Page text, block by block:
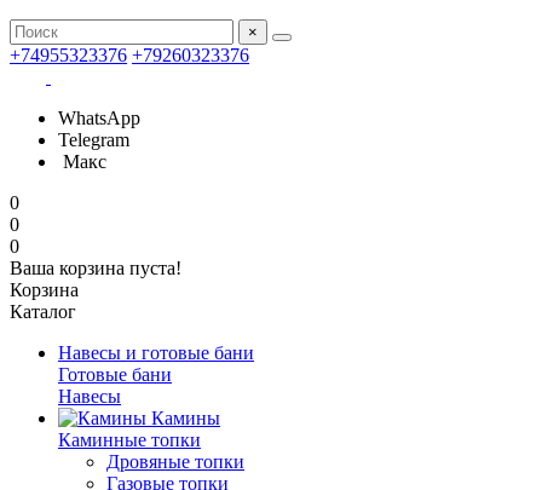
×
+74955323376 +79260323376
WhatsApp
Telegram
Макс
0
0
0
Ваша корзина пуста!
Корзина
Каталог
Навесы и готовые бани
Готовые бани
Навесы
Камины
Каминные топки
Дровяные топки
Газовые топки